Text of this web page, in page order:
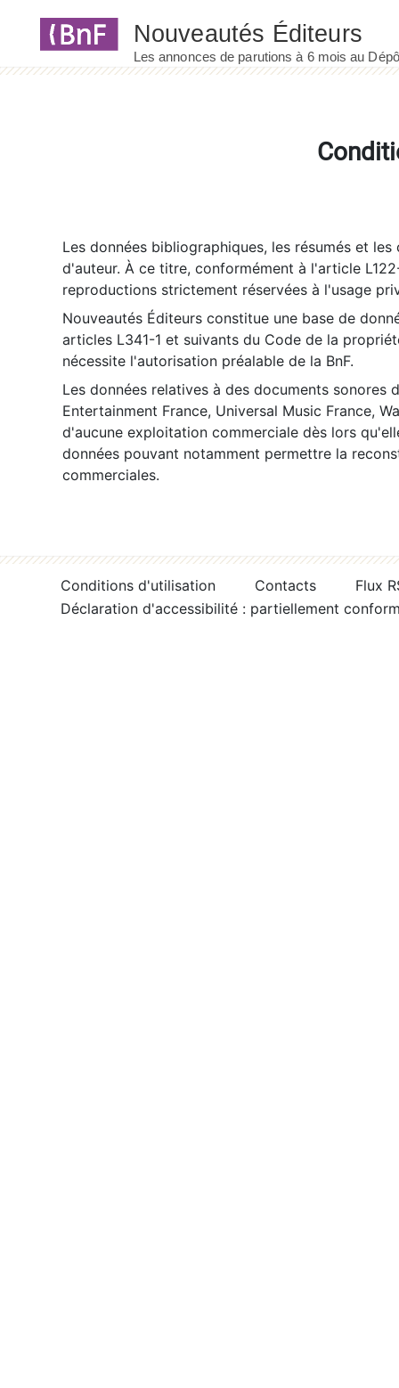
Les données bibliographiques, les résumés et
d'auteur. À ce titre, conformément à l'article
reproductions strictement réservées à l'usage
Nouveautés Éditeurs constitue une base de
articles L341-1 et suivants du Code de la
nécessite l'autorisation préalable de la BnF.
Les données relatives à des documents sonores
Entertainment France, Universal Music France,
d'aucune exploitation commerciale dès lors
données pouvant notamment permettre la
commerciales.
Conditions d'utilisation Contacts
Flux
Déclaration d'accessibilité : partiellement